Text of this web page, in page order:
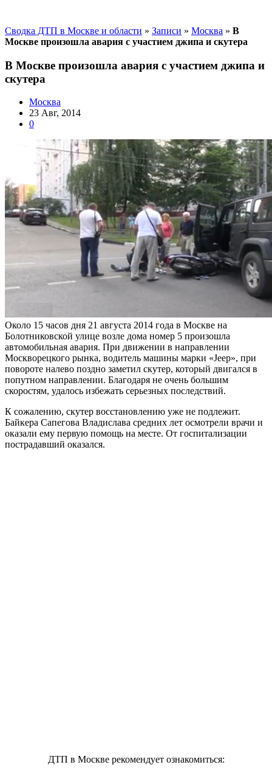
Сводка ДТП в Москве и области » Записи » Москва » В
Москве произошла авария с участием джипа и скутера
В Москве произошла авария с участием джипа и
скутера
Москва
23 Авг, 2014
0
Около 15 часов дня 21 августа 2014 года в Москве на
Болотниковской улице возле дома номер 5 произошла
автомобильная авария. При движении в направлении
Москворецкого рынка, водитель машины марки «Jeep», при
повороте налево поздно заметил скутер, который двигался в
попутном направлении. Благодаря не очень большим
скоростям, удалось избежать серьезных последствий.
К сожалению, скутер восстановлению уже не подлежит.
Байкера Сапегова Владислава средних лет осмотрели врачи и
оказали ему первую помощь на месте. От госпитализации
пострадавший оказался.
ДТП в Москве рекомендует ознакомиться: